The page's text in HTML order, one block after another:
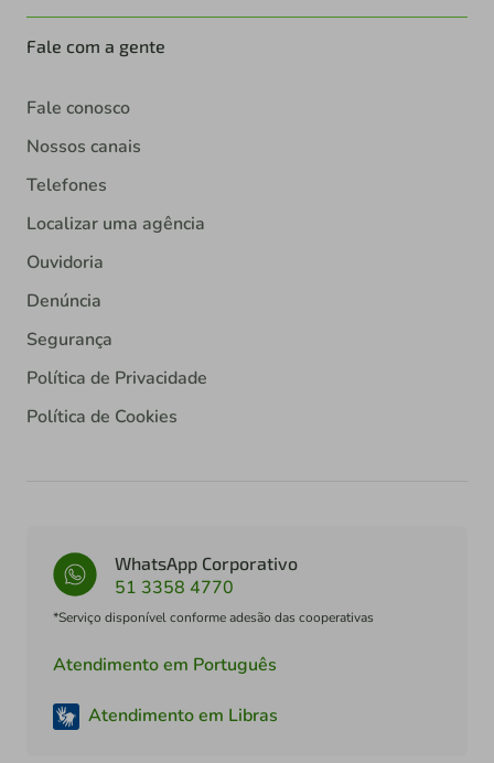
Fale com a gente
Fale conosco
Nossos canais
Telefones
Localizar uma agência
Ouvidoria
Denúncia
Segurança
Política de Privacidade
Política de Cookies
WhatsApp Corporativo
51 3358 4770
*Serviço disponível conforme adesão das cooperativas
Atendimento em Português
Atendimento em Libras